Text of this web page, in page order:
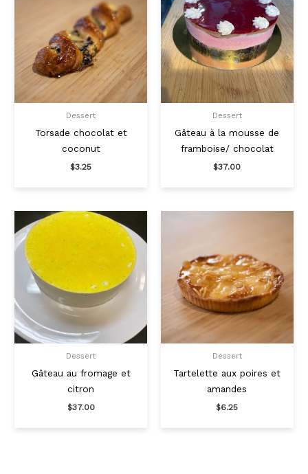
Dessert
Torsade chocolat et
coconut
$3.25
Dessert
Gâteau à la mousse de
framboise/ chocolat
$37.00
Dessert
Gâteau au fromage et
citron
$37.00
Dessert
Tartelette aux poires et
amandes
$6.25